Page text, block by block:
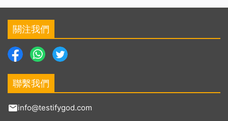
關注我們
聯繫我們
info@testifygod.com